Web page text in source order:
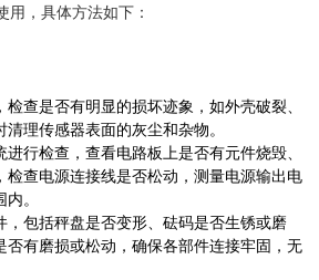
用，具体方法如下：
查是否有明显的损坏迹象，如外壳破裂、
理传感器表面的灰尘和杂物。
进行检查，查看电路板上是否有元件烧毁、
检查电源连接线是否松动，测量电源输出电
。
，包括秤盘是否变形、砝码是否生锈或磨
否有磨损或松动，确保各部件连接牢固，无